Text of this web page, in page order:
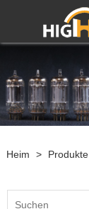
Heim > Produkte